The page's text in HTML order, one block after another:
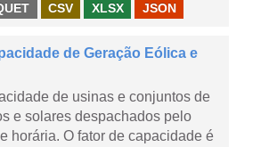
CSV XLSX JSON
de Geração Eólica e
de usinas e conjuntos de
e solares despachados pelo
horária. O fator de capacidade é